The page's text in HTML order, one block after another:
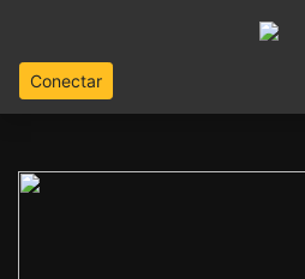
Conectar